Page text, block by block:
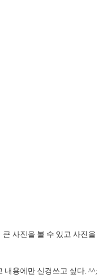
사진을 볼 수 있고 사진
내용에만 신경쓰고 싶다. ^^;